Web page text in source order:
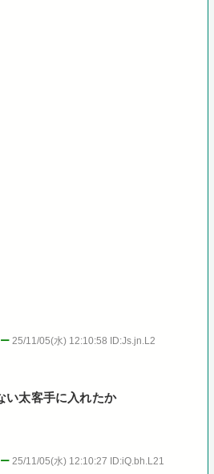
25/11/05(水) 12:10:58 ID:Js.jn.L2
い太客手に入れたか
25/11/05(水) 12:10:27 ID:iQ.bh.L21